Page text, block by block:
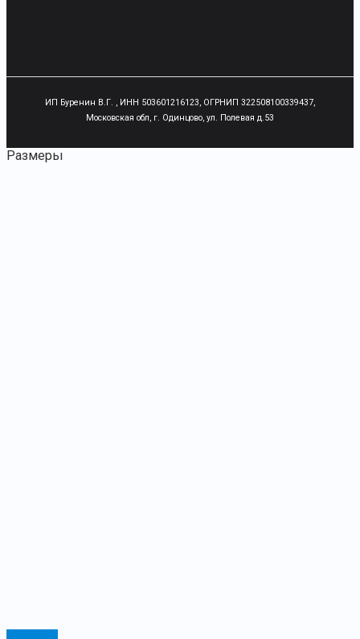
ИП Буренин В.Г. , ИНН 503601216123, ОГРНИП 322508100339437,
Московская обл, г. Одинцово, ул. Полевая д.53
Размеры